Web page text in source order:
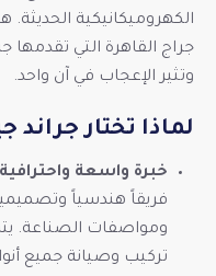
الكهروميكانيكية الحديثة.
جراج القاهرة التي
وتثير الإعجاب في آن واحد.
لماذا تختار جراند
خبرة واسعة
فريقاً هندسياً
ومواصفات الصناعة.
تركيب وصيانة جميع